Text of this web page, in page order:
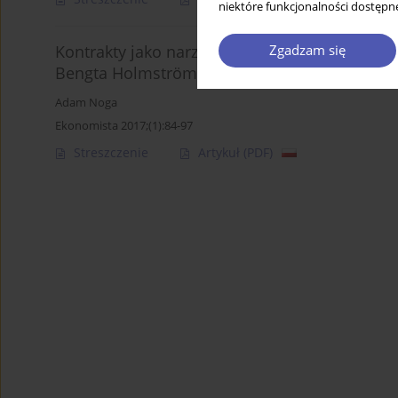
niektóre funkcjonalności
Zgadzam się
Kontrakty jako narzędzia regulowania
Bengta Holmströma
Adam Noga
Ekonomista 2017;(1):84-97
Streszczenie Artykuł (PDF)